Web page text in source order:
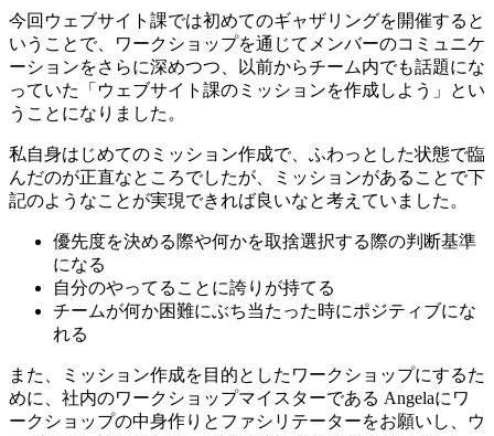
今回ウェブサイト課では初めてのギャザリングを開催すると
いうことで、ワークショップを通じてメンバーのコミュニケ
ーションをさらに深めつつ、以前からチーム内でも話題にな
っていた「ウェブサイト課のミッションを作成しよう」とい
うことになりました。
私自身はじめてのミッション作成で、ふわっとした状態で臨
んだのが正直なところでしたが、ミッションがあることで下
記のようなことが実現できれば良いなと考えていました。
優先度を決める際や何かを取捨選択する際の判断基準
になる
自分のやってることに誇りが持てる
チームが何か困難にぶち当たった時にポジティブにな
れる
また、ミッション作成を目的としたワークショップにするた
めに、社内のワークショップマイスターである Angelaにワ
ークショップの中身作りとファシリテーターをお願いし、ウ